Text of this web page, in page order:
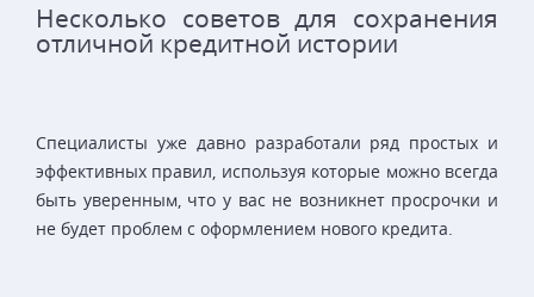
Несколько советов для сохранения
отличной кредитной истории
Специалисты уже давно разработали ряд простых и
эффективных правил, используя которые можно всегда
быть уверенным, что у вас не возникнет просрочки и
не будет проблем с оформлением нового кредита.